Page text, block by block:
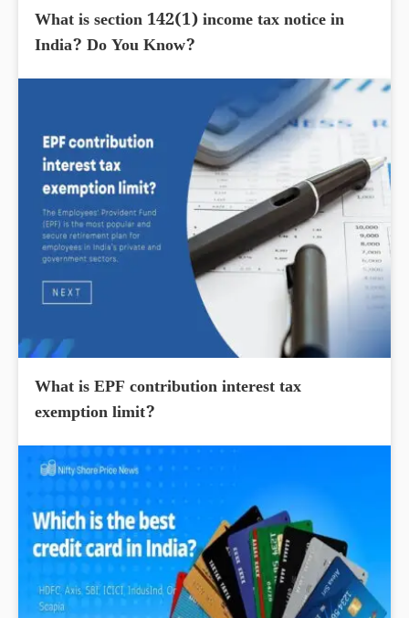
What is section 142(1) income tax notice in
India? Do You Know?
What is EPF contribution interest tax
exemption limit?